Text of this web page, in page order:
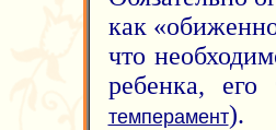
как
что
ребенка,
темперамент).